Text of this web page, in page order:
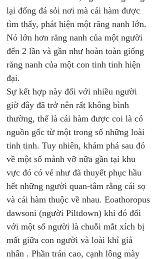
lại đống đá sỏi nơi mà cái hàm được
tìm thấy, phát hiện một răng nanh lớn.
Nó lớn hơn răng nanh của một người
đến 2 lần và gần như hoàn toàn giống
răng nanh của một con tinh tinh hiện
đại.
Sự kết hợp này đối với nhiều người
giờ đây đã trở nên rất không bình
thường, thế là cái hàm được coi là có
nguồn gốc từ một trong số những loài
tinh tinh. Tuy nhiên, khám phá sau đó
về một số mảnh vỡ nữa gần tại khu
vực đó có vẻ như đã thuyết phục hầu
hết những người quan-tâm rằng cái sọ
và cái hàm thuộc về nhau. Eoathoropus
dawsoni (người Piltdown) khi đó đối
với một số người là chuỗi mắt xích bị
mất giữa con người và loài khỉ giả
nhân . Phần trán cao, cạnh lông mày